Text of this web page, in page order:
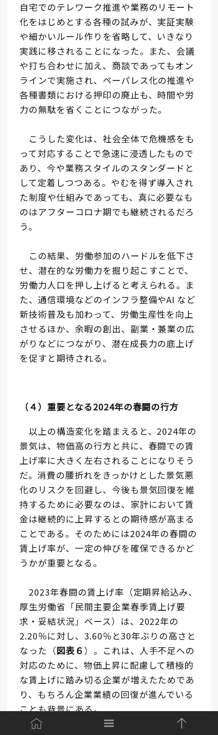
自宅でのテレワーク推進や業務のリモート
化をはじめとする各種の試みが、実証実験
や細かいルール作りを省略して、いきなり
実践に移されることになった。また、会議
や打ち合わせに加え、商談であってもオン
ラインで実施され、ペーパレス化の推進や
各種書類における押印の廃止も、時間や労
力の無駄を省くことにつながった。
こうした変化は、社会全体で危機感をも
って対応することで急速に浸透したもので
あり、今や業務スタイルのスタンダードと
して定着しつつある。やむを得ず導入され
た制度や仕組みであっても、真に必要なも
のはアフターコロナ期でも継続されるだろ
う。
この結果、労働参加のハードルを低下さ
せ、潜在的な労働力を掘り起こすことで、
労働力人口を押し上げると考えられる。ま
た、通信環境などのインフラ整備やAI など
新技術普及も加わって、労働生産性を向上
させるほか、余暇の創出、副業・兼業の広
がりなどにつながり、潜在成長力の底上げ
を促すと期待される。
（４）重要となる2024年の春闘の行方
以上の構造変化を踏まえると、2024年の
景気は、物価高の行方と共に、春闘での賃
上げ率に大きく左右されることになりそう
だ。消費の腰折れをきっかけとした景気悪
化のリスクを回避し、今後も景気回復を維
持するために必要なのは、家計において賃
金は継続的に上昇するとの期待感が高まる
ことである。そのためには2024年の春闘の
賃上げ率が、一定の伸びを確保できるかど
うかが重要となる。
2023年春闘の賃上げ率（定期昇給込み、
厚生労働省「民間主要企業春季賃上げ要
求・妥結状況」ベース）は、2022年の
2.20％に対し、3.60％と30年ぶりの高さと
なった（図表６）。これは、人手不足への
対応のために、物価上昇に配慮して積極的
な賃上げに踏み切る企業が増えたためであ
り、もちろん企業業績の回復が進んでいる
ことも背景にある。